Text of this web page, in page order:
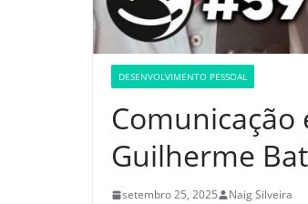
DESENVOLVIMENTO PESSOAL
Guilherme
setembro 25, 2025 Naig Silveira